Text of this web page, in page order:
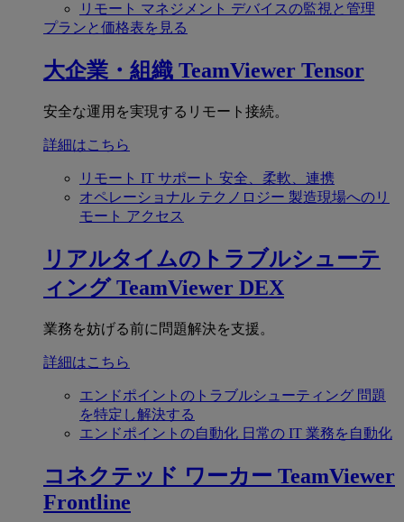
リモート マネジメント デバイスの監視と管理
プランと価格表を見る
大企業・組織 TeamViewer Tensor
安全な運用を実現するリモート接続。
詳細はこちら
リモート IT サポート 安全、柔軟、連携
オペレーショナル テクノロジー 製造現場へのリ
モート アクセス
リアルタイムのトラブルシューテ
ィング TeamViewer DEX
業務を妨げる前に問題解決を支援。
詳細はこちら
エンドポイントのトラブルシューティング 問題
を特定し解決する
エンドポイントの自動化 日常の IT 業務を自動化
コネクテッド ワーカー TeamViewer
Frontline